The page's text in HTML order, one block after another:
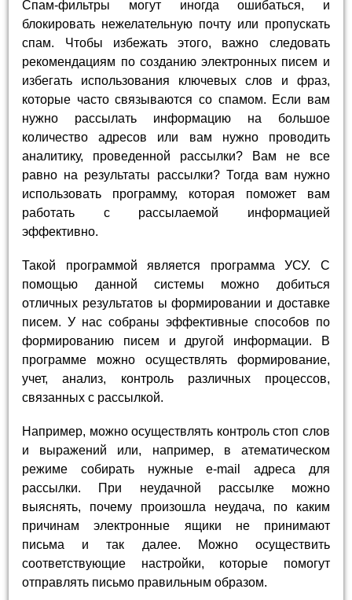
Спам-фильтры могут иногда ошибаться, и
блокировать нежелательную почту или пропускать
спам. Чтобы избежать этого, важно следовать
рекомендациям по созданию электронных писем и
избегать использования ключевых слов и фраз,
которые часто связываются со спамом. Если вам
нужно рассылать информацию на большое
количество адресов или вам нужно проводить
аналитику, проведенной рассылки? Вам не все
равно на результаты рассылки? Тогда вам нужно
использовать программу, которая поможет вам
работать с рассылаемой информацией
эффективно.
Такой программой является программа УСУ. С
помощью данной системы можно добиться
отличных результатов ы формировании и доставке
писем. У нас собраны эффективные способов по
формированию писем и другой информации. В
программе можно осуществлять формирование,
учет, анализ, контроль различных процессов,
связанных с рассылкой.
Например, можно осуществлять контроль стоп слов
и выражений или, например, в атематическом
режиме собирать нужные e-mail адреса для
рассылки. При неудачной рассылке можно
выяснять, почему произошла неудача, по каким
причинам электронные ящики не принимают
письма и так далее. Можно осуществить
соответствующие настройки, которые помогут
отправлять письмо правильным образом.